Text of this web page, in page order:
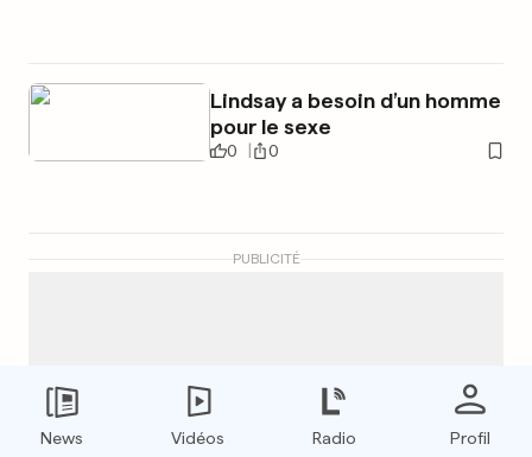
Lindsay a besoin d’un homme
pour le sexe
0 0
PUBLICITÉ
News Vidéos Radio Profil